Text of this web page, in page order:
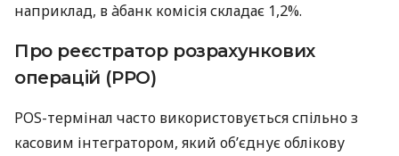
наприклад, в àбанк комісія складає 1,2%.
Про реєстратор розрахункових
операцій (РРО)
POS-термінал часто використовується спільно з
касовим інтегратором, який об’єднує облікову